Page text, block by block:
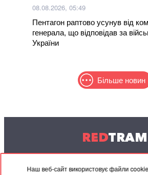
Наш веб-сайт використовує файли
08.08.2026, 05:49
Пентагон раптово усунув від
генерала, що відповідав за
України
Більше новин
REDTRAM
© 2004-2026 Redtram,